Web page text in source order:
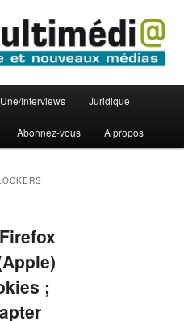
Une/Interviews Juridique
Abonnez-vous A propos
;